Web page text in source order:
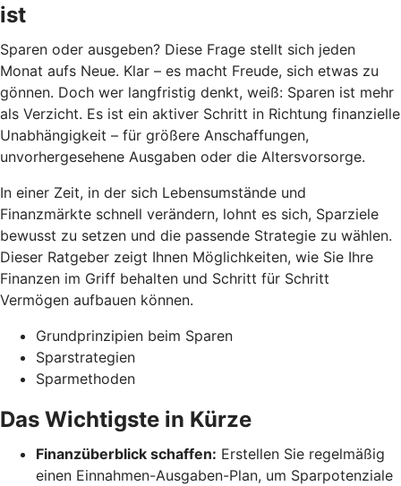
ist
Sparen oder ausgeben? Diese Frage stellt sich jeden
Monat aufs Neue. Klar – es macht Freude, sich etwas zu
gönnen. Doch wer langfristig denkt, weiß: Sparen ist mehr
als Verzicht. Es ist ein aktiver Schritt in Richtung finanzielle
Unabhängigkeit – für größere Anschaffungen,
unvorhergesehene Ausgaben oder die Altersvorsorge.
In einer Zeit, in der sich Lebensumstände und
Finanzmärkte schnell verändern, lohnt es sich, Sparziele
bewusst zu setzen und die passende Strategie zu wählen.
Dieser Ratgeber zeigt Ihnen Möglichkeiten, wie Sie Ihre
Finanzen im Griff behalten und Schritt für Schritt
Vermögen aufbauen können.
Grundprinzipien beim Sparen
Sparstrategien
Sparmethoden
Das Wichtigste in Kürze
Finanzüberblick schaffen: Erstellen Sie regelmäßig
einen Einnahmen-Ausgaben-Plan, um Sparpotenziale